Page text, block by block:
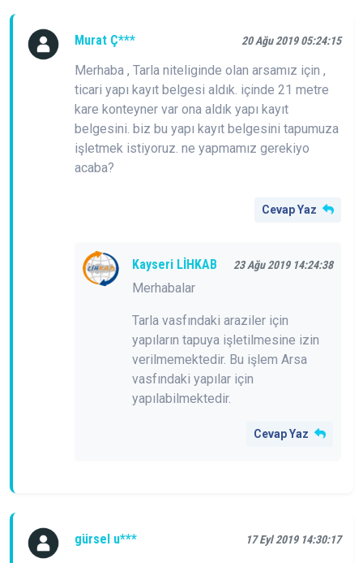
Murat Ç*** 20 Ağu 2019 05:24:15
Merhaba , Tarla niteliginde olan arsamız için ,
ticari yapı kayıt belgesi aldık. içinde 21 metre
kare konteyner var ona aldık yapı kayıt
belgesini. biz bu yapı kayıt belgesini tapumuza
işletmek istiyoruz. ne yapmamız gerekiyo
acaba?
Cevap Yaz
Kayseri LİHKAB 23 Ağu 2019 14:24:38
Merhabalar
Tarla vasfındaki araziler için
yapıların tapuya işletilmesine izin
verilmemektedir. Bu işlem Arsa
vasfındaki yapılar için
yapılabilmektedir.
Cevap Yaz
gürsel u*** 17 Eyl 2019 14:30:17